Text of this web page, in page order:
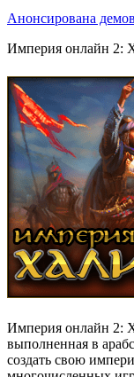
Анонсирована
Империя онлайн 2:
Империя онлайн 2:
выполненная в
создать свою